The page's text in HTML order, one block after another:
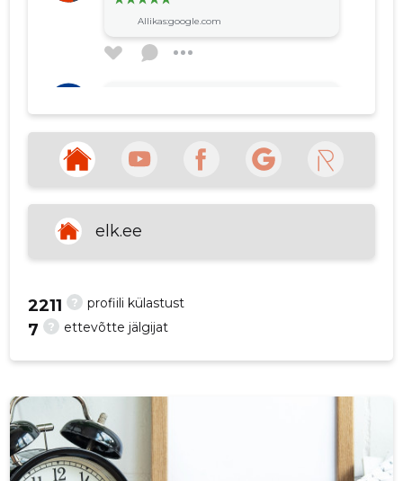
Allikas:google.com
VAATA ROHKEM
elk.ee
? profiili külastust
2211
? ettevõtte jälgijat
7